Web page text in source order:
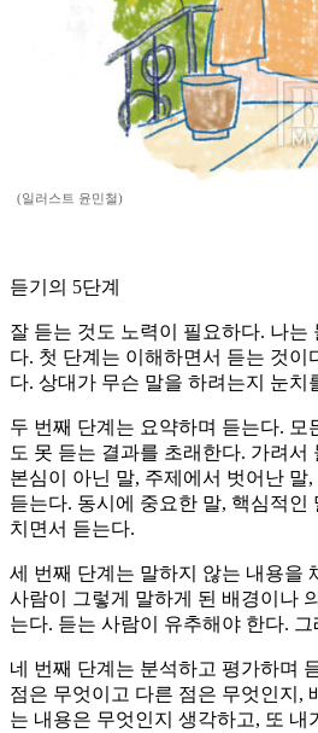
(일러스트 윤민철)
듣기의 5단계
잘 듣는 것도 노력이 필요하다. 나는
다. 첫 단계는 이해하면서 듣는 것이
다. 상대가 무슨 말을 하려는지 눈치
두 번째 단계는 요약하며 듣는다. 모
도 못 듣는 결과를 초래한다. 가려서
본심이 아닌 말, 주제에서 벗어난 말
듣는다. 동시에 중요한 말, 핵심적인
치면서 듣는다.
세 번째 단계는 말하지 않는 내용을
사람이 그렇게 말하게 된 배경이나
는다. 듣는 사람이 유추해야 한다.
네 번째 단계는 분석하고 평가하며
점은 무엇이고 다른 점은 무엇인지,
는 내용은 무엇인지 생각하고, 또 내